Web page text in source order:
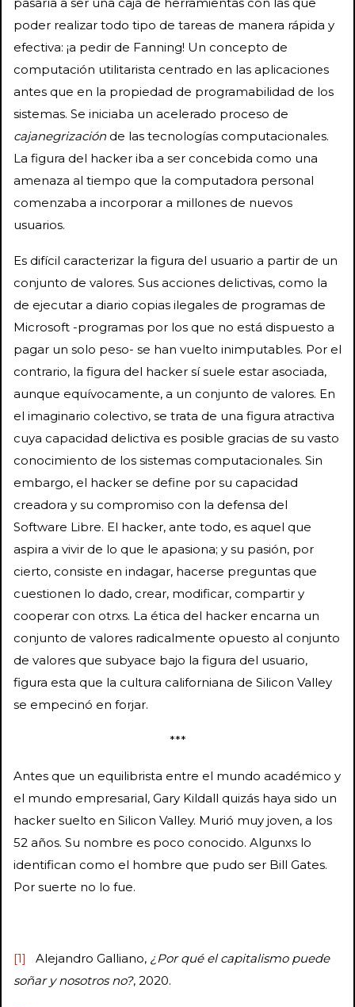
poder realizar todo tipo de tareas de manera rápida y
efectiva: ¡a pedir de Fanning! Un concepto de
computación utilitarista centrado en las aplicaciones
antes que en la propiedad de programabilidad de los
sistemas. Se iniciaba un acelerado proceso de
cajanegrización de las tecnologías computacionales.
La figura del hacker iba a ser concebida como una
amenaza al tiempo que la computadora personal
comenzaba a incorporar a millones de nuevos
usuarios.
Es difícil caracterizar la figura del usuario a partir de un
conjunto de valores. Sus acciones delictivas, como la
de ejecutar a diario copias ilegales de programas de
Microsoft -programas por los que no está dispuesto a
pagar un solo peso- se han vuelto inimputables. Por el
contrario, la figura del hacker sí suele estar asociada,
aunque equívocamente, a un conjunto de valores. En
el imaginario colectivo, se trata de una figura atractiva
cuya capacidad delictiva es posible gracias de su vasto
conocimiento de los sistemas computacionales. Sin
embargo, el hacker se define por su capacidad
creadora y su compromiso con la defensa del
Software Libre. El hacker, ante todo, es aquel que
aspira a vivir de lo que le apasiona; y su pasión, por
cierto, consiste en indagar, hacerse preguntas que
cuestionen lo dado, crear, modificar, compartir y
cooperar con otrxs. La ética del hacker encarna un
conjunto de valores radicalmente opuesto al conjunto
de valores que subyace bajo la figura del usuario,
figura esta que la cultura californiana de Silicon Valley
se empecinó en forjar.
***
Antes que un equilibrista entre el mundo académico y
el mundo empresarial, Gary Kildall quizás haya sido un
hacker suelto en Silicon Valley. Murió muy joven, a los
52 años. Su nombre es poco conocido. Algunxs lo
identifican como el hombre que pudo ser Bill Gates.
Por suerte no lo fue.
[1] Alejandro Galliano, ¿Por qué el capitalismo puede
soñar y nosotros no?, 2020.